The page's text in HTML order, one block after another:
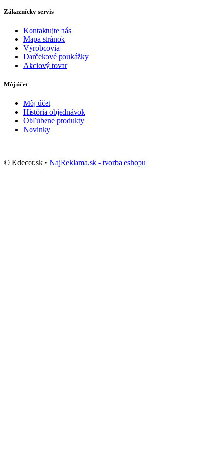
Zákaznícky servis
Kontaktujte nás
Mapa stránok
Výrobcovia
Darčekové poukážky
Akciový tovar
Môj účet
Môj účet
História objednávok
Obľúbené produkty
Novinky
© Kdecor.sk • NajReklama.sk - tvorba eshopu